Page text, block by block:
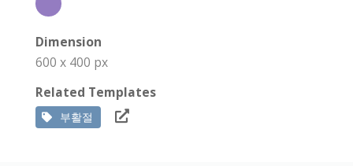
Dimension
600 x 400 px
Related Templates
부활절